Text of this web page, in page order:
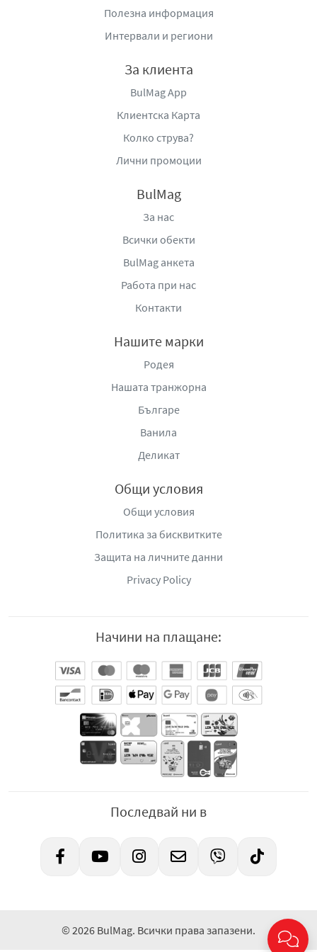
Благодарение на индивидуалния си формат, той
позволява контролирани порции и лесно сервиране
удобство, класически вкус и бърза подготовка, като
предлага балансирано решение за всеки, който иска
да се наслади на пица с шунка и моцарела у дома, без
да изваждате пицетата я печете 2:30 мин (800 W)
или 3:00 мин (600 W)! Моля, не използвайте капак
за микровълнова!
Загрейте фурната предварително. На
200°C. Извадете от опаковката и оставете
замразената пицета директно върху решетката на
: „Д-р Йоткер България“ ЕООД, гр.
contact@oetker.bg
Полезна информация
Интервали и региони
За клиента
BulMag App
Клиентска Карта
Колко струва?
Лични промоции
BulMag
За нас
Всички обекти
BulMag анкета
Работа при нас
Контакти
Нашите марки
Родея
Нашата транжорна
Българе
Ванила
Деликат
Общи условия
Общи условия
Политика за бисквитките
Защита на личните данни
Privacy Policy
Начини на плащане:
Последвай ни в
© 2026 BulMag. Всички права запазени.